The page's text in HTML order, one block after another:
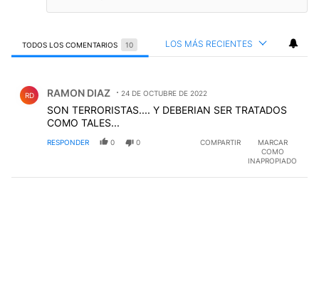
TODOS LOS COMENTARIOS 10 LOS MÁS RECIENTES
RD RAMON DIAZ 24 DE OCTUBRE DE 2022
SON TERRORISTAS.... Y DEBERIAN SER TRATADOS
COMO TALES...
RESPONDER 0 0 COMPARTIR
MARCAR
COMO
INAPROPIADO